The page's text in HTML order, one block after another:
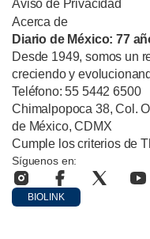
Aviso de Privacidad
Acerca de
Diario de México: 77
Desde 1949, somos un
creciendo y
Teléfono: 55 5442 6500
Chimalpopoca 38, Col.
de México, CDMX
Cumple los criterios de
Síguenos en:
BIOLINK